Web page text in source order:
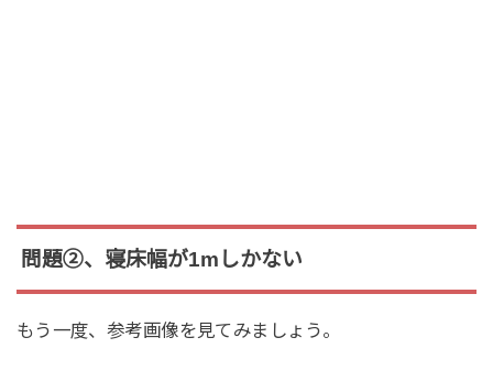
問題②、寝床幅が1mしかない
もう一度、参考画像を見てみましょう。